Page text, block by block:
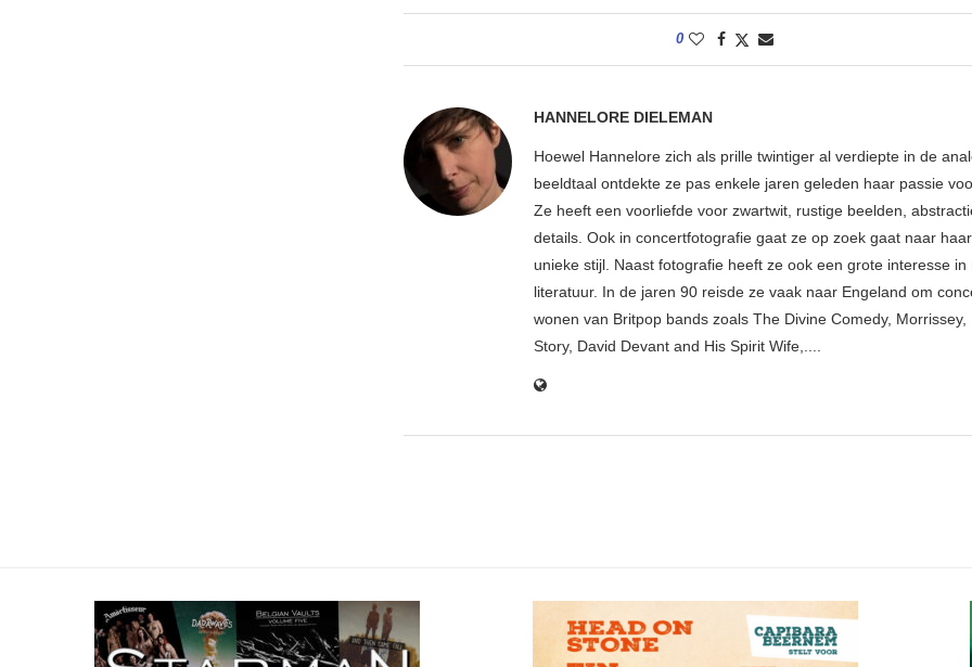
0
HANNELORE DIELEMAN
Hoewel Hannelore zich als prille twintiger al verdiepte in de
beeldtaal ontdekte ze pas enkele jaren geleden haar passie
Ze heeft een voorliefde voor zwartwit, rustige beelden,
details. Ook in concertfotografie gaat ze op zoek gaat naar
unieke stijl. Naast fotografie heeft ze ook een grote interesse in
literatuur. In de jaren 90 reisde ze vaak naar Engeland om
wonen van Britpop bands zoals The Divine Comedy, Morrissey,
Story, David Devant and His Spirit Wife,....